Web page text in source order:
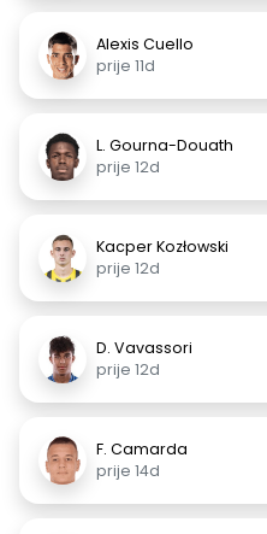
Alexis Cuello
prije 11d
L. Gourna-Douath
prije 12d
Kacper Kozłowski
prije 12d
D. Vavassori
prije 12d
F. Camarda
prije 14d